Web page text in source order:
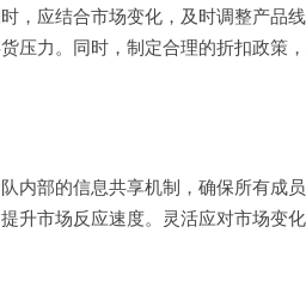
，应结合市场变化，及时调整产品
压力。同时，制定合理的折扣政策
内部的信息共享机制，确保所有成
升市场反应速度。灵活应对市场变